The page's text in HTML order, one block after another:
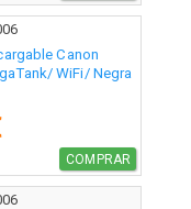
Canon
WiFi/ Negra
COMPRAR